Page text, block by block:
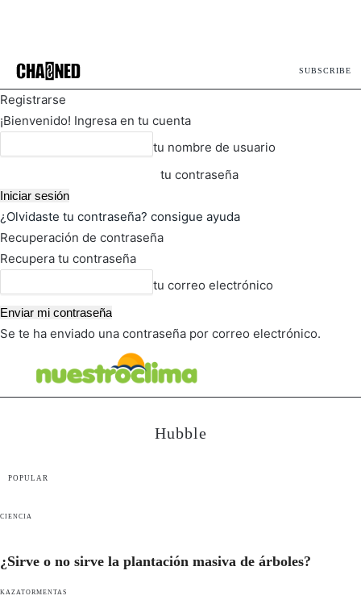
SUBSCRIBE
Registrarse
¡Bienvenido! Ingresa en tu cuenta
tu nombre de usuario
tu contraseña
¿Olvidaste tu contraseña? consigue ayuda
Recuperación de contraseña
Recupera tu contraseña
tu correo electrónico
Se te ha enviado una contraseña por correo electrónico.
Hubble
POPULAR
CIENCIA
¿Sirve o no sirve la plantación masiva de árboles?
KAZATORMENTAS